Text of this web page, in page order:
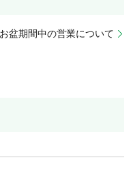
お盆期間中の営業について